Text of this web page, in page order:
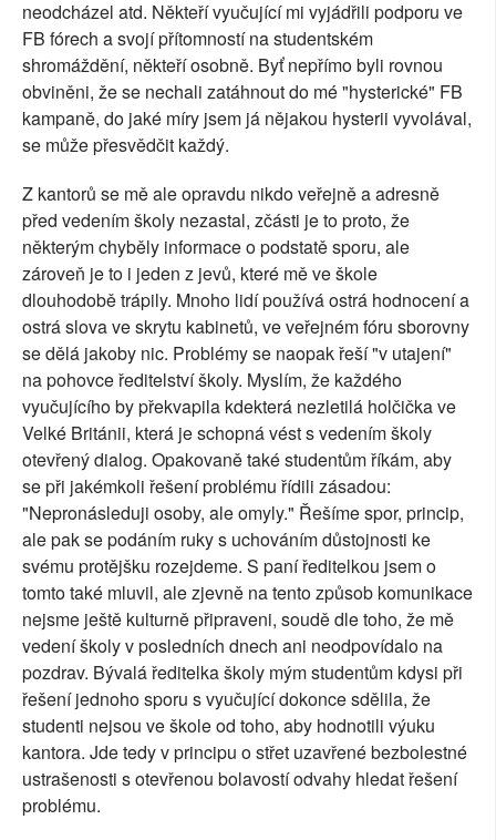
neodcházel atd. Někteří vyučující mi vyjádřili podporu ve
FB fórech a svojí přítomností na studentském
shromáždění, někteří osobně. Byť nepřímo byli rovnou
obviněni, že se nechali zatáhnout do mé "hysterické" FB
kampaně, do jaké míry jsem já nějakou hysterii vyvolával,
se může přesvědčit každý.
Z kantorů se mě ale opravdu nikdo veřejně a adresně
před vedením školy nezastal, zčásti je to proto, že
některým chyběly informace o podstatě sporu, ale
zároveň je to i jeden z jevů, které mě ve škole
dlouhodobě trápily. Mnoho lidí používá ostrá hodnocení a
ostrá slova ve skrytu kabinetů, ve veřejném fóru sborovny
se dělá jakoby nic. Problémy se naopak řeší "v utajení"
na pohovce ředitelství školy. Myslím, že každého
vyučujícího by překvapila kdekterá nezletilá holčička ve
Velké Británii, která je schopná vést s vedením školy
otevřený dialog. Opakovaně také studentům říkám, aby
se při jakémkoli řešení problému řídili zásadou:
"Nepronásleduji osoby, ale omyly." Řešíme spor, princip,
ale pak se podáním ruky s uchováním důstojnosti ke
svému protějšku rozejdeme. S paní ředitelkou jsem o
tomto také mluvil, ale zjevně na tento způsob komunikace
nejsme ještě kulturně připraveni, soudě dle toho, že mě
vedení školy v posledních dnech ani neodpovídalo na
pozdrav. Bývalá ředitelka školy mým studentům kdysi při
řešení jednoho sporu s vyučující dokonce sdělila, že
studenti nejsou ve škole od toho, aby hodnotili výuku
kantora. Jde tedy v principu o střet uzavřené bezbolestné
ustrašenosti s otevřenou bolavostí odvahy hledat řešení
problému.